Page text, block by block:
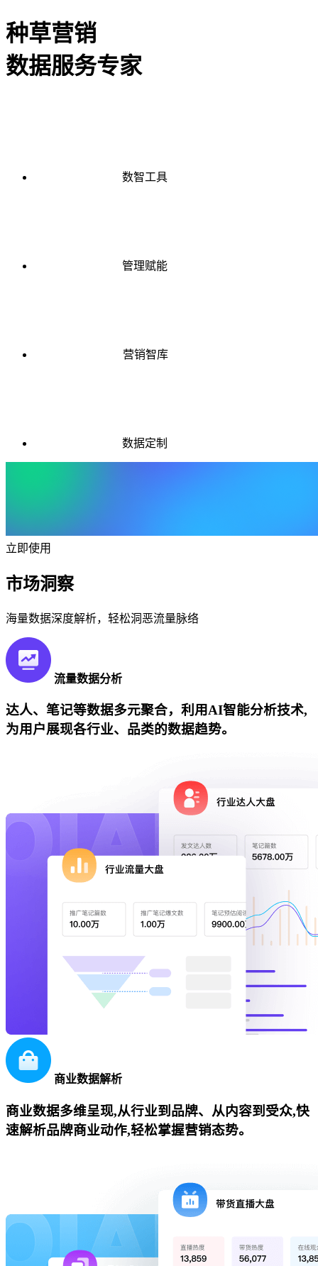
种草营销
数据服务专家
数智工具
管理赋能
营销智库
数据定制
立即使用
市场洞察
海量数据深度解析，轻松洞恶流量脉络
流量数据分析
达人、笔记等数据多元聚合，利用AI智能分析技术,
为用户展现各行业、品类的数据趋势。
商业数据解析
商业数据多维呈现,从行业到品牌、从内容到受众,快
速解析品牌商业动作,轻松掌握营销态势。